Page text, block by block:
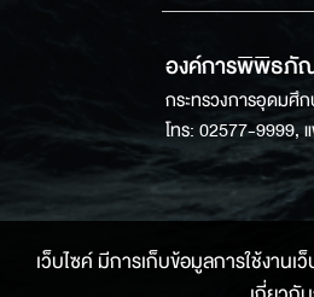
องค์การพิพิธภั
กระทรวงการอุดมศึ
โทร: 02577-9999,
เว็บไซค์ มีการเก็บข้อมูลการใช้งา